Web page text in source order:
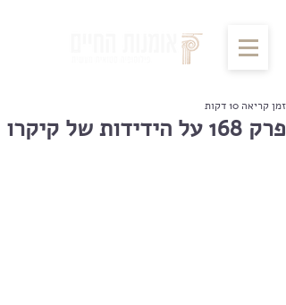
פרק 168 על הידידות של קיקרו
זמן קריאה 10 דקות